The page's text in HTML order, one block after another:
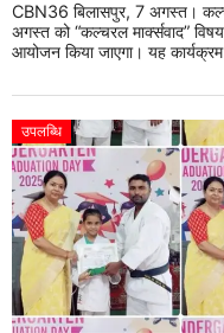
CBN36 बिलासपुर, 7 अगस्त।
अगस्त को “कल्चरल मार्क्सवाद”
आयोजन किया जाएगा। यह
उपलब्धि